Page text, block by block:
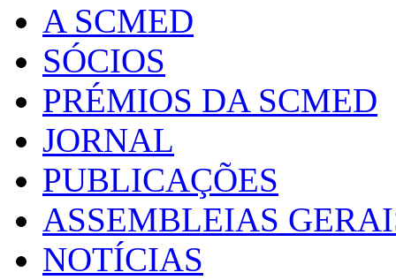
A SCMED
SÓCIOS
PRÉMIOS DA SCMED
JORNAL
PUBLICAÇÕES
ASSEMBLEIAS
NOTÍCIAS